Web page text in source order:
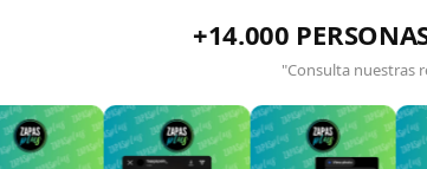
+14.000
"Consulta nuestras